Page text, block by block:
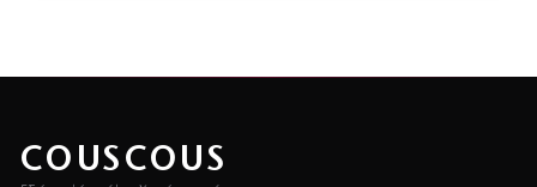
43χρονος νεκρός ανασύρθηκε από τη
θάλασσα ανάμεσα σε Αγκίστρι και Αίγινα